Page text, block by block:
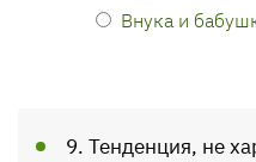
Внука и
9. Тенденция, не